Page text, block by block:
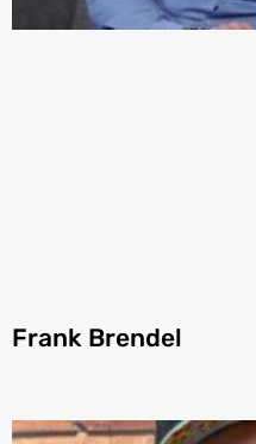
Frank Brendel